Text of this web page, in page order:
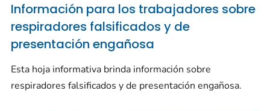
Información para los trabajadores sobre
respiradores falsificados y de
presentación engañosa
Esta hoja informativa brinda información sobre
respiradores falsificados y de presentación engañosa.